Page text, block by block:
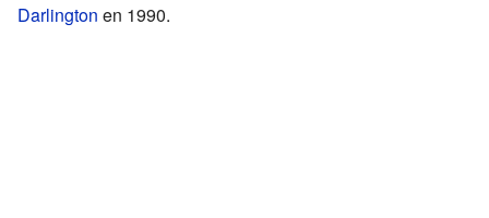
Darlington en 1990.